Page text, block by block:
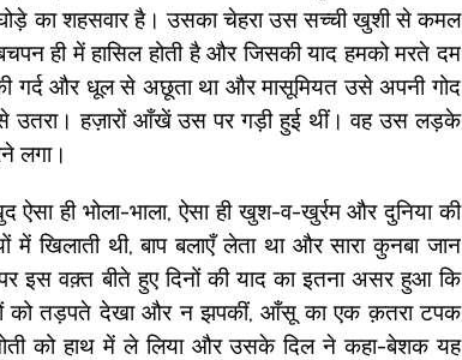
का शहसवार है। उसका चेहरा उस सच्ची खुशी से कमल
ही में हासिल होती है और जिसकी याद हमको मरते दम
गर्द और धूल से अछूता था और मासूमियत उसे अपनी गोद
से उतरा। हज़ारों आँखें उस पर गड़ी हुई थीं। वह उस लड़के
लगा।
ही भोला-भाला, ऐसा ही खुश-व-खुर्रम और दुनिया की
में खिलाती थी, बाप बलाएँ लेता था और सारा कुनबा जान
इस वक़्त बीते हुए दिनों की याद का इतना असर हुआ कि
को तड़पते देखा और न झपकीं, आँसू का एक क़तरा टपक
को हाथ में ले लिया और उसके दिल ने कहा-बेशक यह